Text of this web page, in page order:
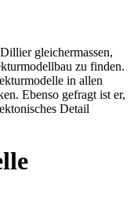
gleichermassen,
zu finden.
in allen
Ebenso gefragt ist er,
Detail